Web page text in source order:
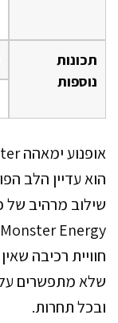
תכונות
נוספות
הוא עדיין הלב
שילוב מרהיב של
חוויית רכיבה
שלא מתפשרים על
ובכל תחרות.